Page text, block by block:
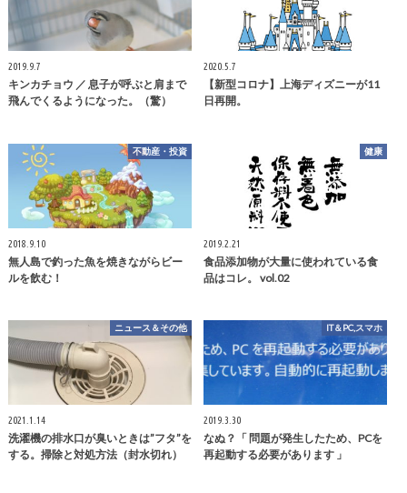
2019.9.7
キンカチョウ ／ 息子が呼ぶと肩まで
飛んでくるようになった。（驚）
2020.5.7
【新型コロナ】上海ディズニーが11
日再開。
不動産・投資
2018.9.10
無人島で釣った魚を焼きながらビー
ルを飲む！
健康
2019.2.21
食品添加物が大量に使われている食
品はコレ。 vol.02
ニュース＆その他
2021.1.14
洗濯機の排水口が臭いときは”フタ”を
する。掃除と対処方法（封水切れ）
IT＆PC,スマホ
2019.3.30
なぬ？「 問題が発生したため、PCを
再起動する必要があります 」